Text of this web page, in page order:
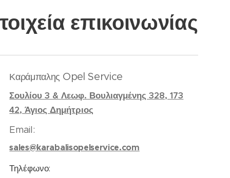
επικοινωνίας
Καράμπαλης Opel Service
Σουλίου 3 & Λεωφ. Βουλιαγμένης 328, 173
42, Άγιος Δημήτριος
Email:
sales@karabalisopelservice.com
Τηλέφωνο: